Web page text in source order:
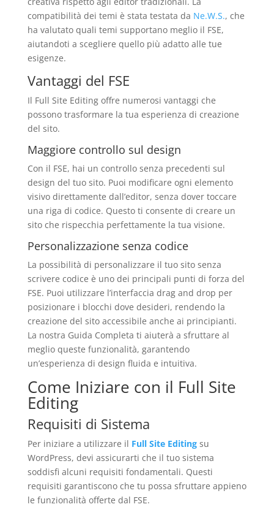
compatibilità dei temi è stata testata da Ne.W.S., che
ha valutato quali temi supportano meglio il FSE,
aiutandoti a scegliere quello più adatto alle tue
esigenze.
Vantaggi del FSE
Il Full Site Editing offre numerosi vantaggi che
possono trasformare la tua esperienza di creazione
del sito.
Maggiore controllo sul design
Con il FSE, hai un controllo senza precedenti sul
design del tuo sito. Puoi modificare ogni elemento
visivo direttamente dall’editor, senza dover toccare
una riga di codice. Questo ti consente di creare un
sito che rispecchia perfettamente la tua visione.
Personalizzazione senza codice
La possibilità di personalizzare il tuo sito senza
scrivere codice è uno dei principali punti di forza del
FSE. Puoi utilizzare l’interfaccia drag and drop per
posizionare i blocchi dove desideri, rendendo la
creazione del sito accessibile anche ai principianti.
La nostra Guida Completa ti aiuterà a sfruttare al
meglio queste funzionalità, garantendo
un’esperienza di design fluida e intuitiva.
Come Iniziare con il Full Site
Editing
Requisiti di Sistema
Per iniziare a utilizzare il Full Site Editingsu
WordPress, devi assicurarti che il tuo sistema
soddisfi alcuni requisiti fondamentali. Questi
requisiti garantiscono che tu possa sfruttare appieno
le funzionalità offerte dal FSE.